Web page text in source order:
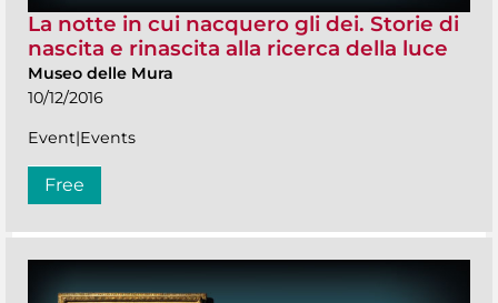
La notte in cui nacquero gli dei. Storie di
nascita e rinascita alla ricerca della luce
Museo delle Mura
10/12/2016
Event|Events
Free